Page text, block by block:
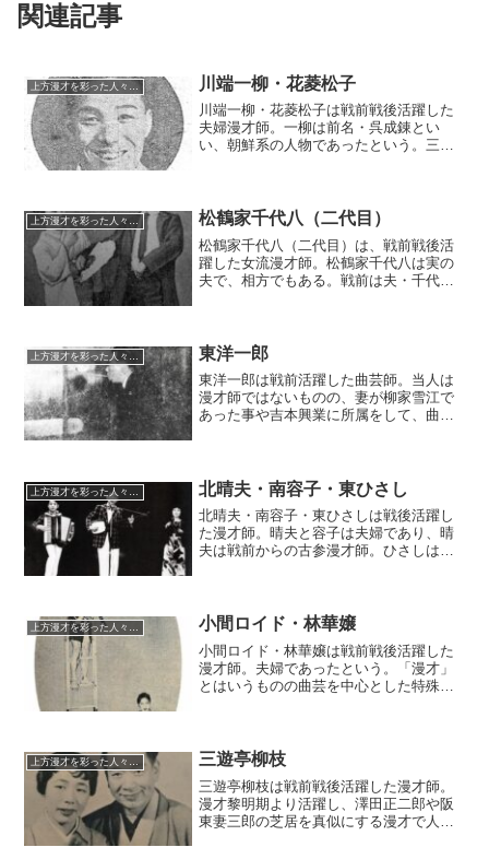
関連記事
上方漫才を彩った人々（仮） 川端一柳・花菱松子
川端一柳・花菱松子は戦前戦後活躍した
夫婦漫才師。一柳は前名・呉成錬とい
い、朝鮮系の人物であったという。三味
ある。
上方漫才を彩った人々（仮） 松鶴家千代八（二代目）
松鶴家千代八（二代目）は、戦前戦後活
躍した女流漫才師。松鶴家千代八は実の
夫で、相方でもある。戦前は夫・千代八
に生かした古風な「萬歳」の古格を守り
続けた。
上方漫才を彩った人々（仮） 東洋一郎
東洋一郎は戦前活躍した曲芸師。当人は
漫才師ではないものの、妻が柳家雪江で
あった事や吉本興業に所属をして、曲芸
躍を続けていたという。
上方漫才を彩った人々（仮） 北晴夫・南容子・東ひさし
北晴夫・南容子・東ひさしは戦後活躍し
た漫才師。晴夫と容子は夫婦であり、晴
夫は戦前からの古参漫才師。ひさしは
歌、ひさしのアコーデイオンの賑やかな
音曲漫才を展開した。
上方漫才を彩った人々（仮） 小間ロイド・林華嬢
小間ロイド・林華嬢は戦前戦後活躍した
漫才師。夫婦であったという。「漫才」
とはいうものの曲芸を中心とした特殊な
が売りであったともいう。
上方漫才を彩った人々（仮） 三遊亭柳枝
三遊亭柳枝は戦前戦後活躍した漫才師。
漫才黎明期より活躍し、澤田正二郎や阪
東妻三郎の芝居を真似にする漫才で人気